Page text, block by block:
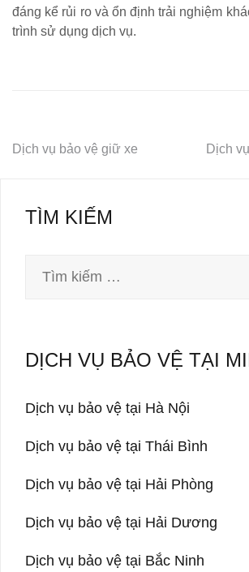
đáng kể rủi ro và ổn định trải nghiệm
trình sử dụng dịch vụ.
hướng
bài
Dịch vụ bảo vệ giữ xe Dịch
TÌM KIẾM
kiếm
DỊCH VỤ BẢO VỆ TẠI
Dịch vụ bảo vệ tại Hà Nội
Dịch vụ bảo vệ tại Thái Bình
Dịch vụ bảo vệ tại Hải Phòng
Dịch vụ bảo vệ tại Hải Dương
Dịch vụ bảo vệ tại Bắc Ninh